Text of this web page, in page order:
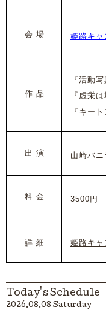
会 場 姫路キャ
作 品
『活動写
『虚栄は
『キート
出 演 山崎バニ
料 金 3500円
詳 細 姫路キャ
Today's Schedule
2026.08.08 Saturday